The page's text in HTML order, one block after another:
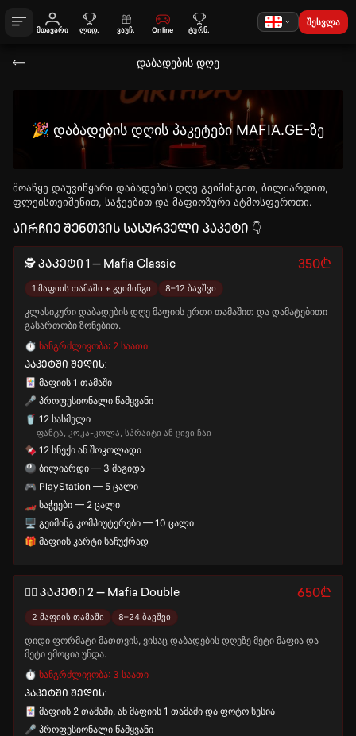
მთავარი ლიდ. ვაუჩ. Online ტურნ.
შესვლა
დაბადების დღე
🎉 დაბადების დღის პაკეტები MAFIA.GE-ზე
მოაწყე დაუვიწყარი დაბადების დღე გეიმინგით, ბილიარდით,
ფლეისთეიშენით, საჭეებით და მაფიოზური ატმოსფეროთი.
აირჩიე შენთვის სასურველი პაკეტი 👇
🕵️ პაკეტი 1 — Mafia Classic 350₾
1 მაფიის თამაში + გეიმინგი 8–12 ბავშვი
კლასიკური დაბადების დღე მაფიის ერთი თამაშით და დამატებითი
გასართობი ზონებით.
⏱️ ხანგრძლივობა: 2 საათი
პაკეტში შედის:
🃏 მაფიის 1 თამაში
🎤 პროფესიონალი წამყვანი
🥤 12 სასმელი
ფანტა, კოკა-კოლა, სპრაიტი ან ცივი ჩაი
🍫 12 სნექი ან შოკოლადი
🎱 ბილიარდი — 3 მაგიდა
🎮 PlayStation — 5 ცალი
🏎️ საჭეები — 2 ცალი
🖥️ გეიმინგ კომპიუტერები — 10 ცალი
🎁 მაფიის კარტი საჩუქრად
🕵️‍♂️ პაკეტი 2 — Mafia Double 650₾
2 მაფიის თამაში 8–24 ბავშვი
დიდი ფორმატი მათთვის, ვისაც დაბადების დღეზე მეტი მაფია და
მეტი ემოცია უნდა.
⏱️ ხანგრძლივობა: 3 საათი
პაკეტში შედის:
🃏 მაფიის 2 თამაში, ან მაფიის 1 თამაში და ფოტო სესია
🎤 პროფესიონალი წამყვანი